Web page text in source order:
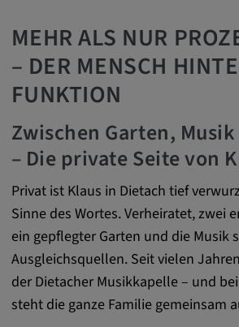
MEHR ALS NUR
– DER MENSCH
FUNKTION
Zwischen Garten,
– Die private Seite von
Privat ist Klaus in Dietach tief
Sinne des Wortes. Verheiratet, zwei
ein gepflegter Garten und die Musik
Ausgleichsquellen. Seit vielen
der Dietacher Musikkapelle – und
steht die ganze Familie gemeinsam
verwendet, um
und sie den Aktionen eines
zuzuordnen.
Cookie Laufzeit:
1 Jahr
Name:
_mkto_trk,
_gcl_au, FPAU, _rdt_uuid,